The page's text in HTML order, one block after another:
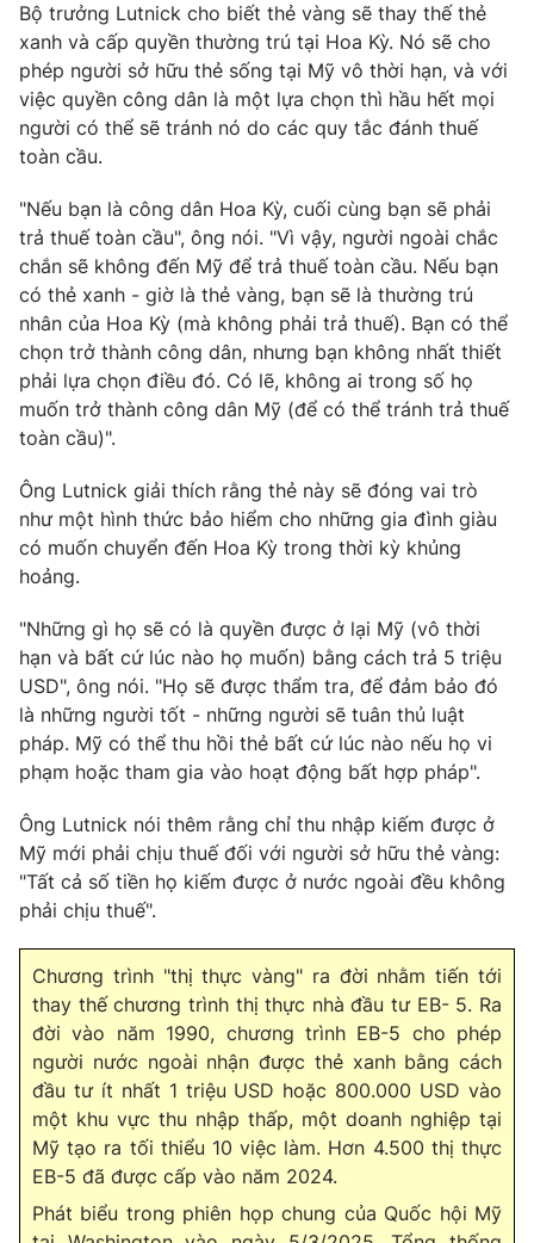
VTV4 Vươn mình bằng AI
VTV9 VTV8
Liên hệ tòa soạn
THỜI BÁO VTV
Theo dõi báo trên
Cơ quan chủ quản:
Giấy phép hoạt động báo in và báo điện tử số 483/GP-BTTTT
cấp ngày 29/12/2023
Tổng Biên tập:Vũ Thanh Thủy
Phó Tổng Biên tập:
Tổng đài VTV: 024.38 355 931 - 024.38 355 932
Ðiện thoại Thời báo VTV: 024.66 897 897
Email:toasoan@vtv.vn
Liên hệ quảng cáo:024-7300.7108
® Cấm sao chép dưới mọi hình thức nếu không có sự chấp
thuận bằng văn bản. Ghi rõ nguồn VTV.vn khi phát hành lại
thông tin từ website này.
Bộ trưởng Lutnick cho biết thẻ vàng sẽ thay thế thẻ
xanh và cấp quyền thường trú tại Hoa Kỳ. Nó sẽ cho
phép người sở hữu thẻ sống tại Mỹ vô thời hạn, và với
việc quyền công dân là một lựa chọn thì hầu hết mọi
người có thể sẽ tránh nó do các quy tắc đánh thuế
toàn cầu.
"Nếu bạn là công dân Hoa Kỳ, cuối cùng bạn sẽ phải
trả thuế toàn cầu", ông nói. "Vì vậy, người ngoài chắc
chắn sẽ không đến Mỹ để trả thuế toàn cầu. Nếu bạn
có thẻ xanh - giờ là thẻ vàng, bạn sẽ là thường trú
nhân của Hoa Kỳ (mà không phải trả thuế). Bạn có thể
chọn trở thành công dân, nhưng bạn không nhất thiết
phải lựa chọn điều đó. Có lẽ, không ai trong số họ
muốn trở thành công dân Mỹ (để có thể tránh trả thuế
toàn cầu)".
Ông Lutnick giải thích rằng thẻ này sẽ đóng vai trò
như một hình thức bảo hiểm cho những gia đình giàu
có muốn chuyển đến Hoa Kỳ trong thời kỳ khủng
hoảng.
"Những gì họ sẽ có là quyền được ở lại Mỹ (vô thời
hạn và bất cứ lúc nào họ muốn) bằng cách trả 5 triệu
USD", ông nói. "Họ sẽ được thẩm tra, để đảm bảo đó
là những người tốt - những người sẽ tuân thủ luật
pháp. Mỹ có thể thu hồi thẻ bất cứ lúc nào nếu họ vi
phạm hoặc tham gia vào hoạt động bất hợp pháp".
Ông Lutnick nói thêm rằng chỉ thu nhập kiếm được ở
Mỹ mới phải chịu thuế đối với người sở hữu thẻ vàng:
"Tất cả số tiền họ kiếm được ở nước ngoài đều không
phải chịu thuế".
Chương trình "thị thực vàng" ra đời nhằm tiến tới
thay thế chương trình thị thực nhà đầu tư EB- 5. Ra
đời vào năm 1990, chương trình EB-5 cho phép
người nước ngoài nhận được thẻ xanh bằng cách
đầu tư ít nhất 1 triệu USD hoặc 800.000 USD vào
một khu vực thu nhập thấp, một doanh nghiệp tại
Mỹ tạo ra tối thiểu 10 việc làm. Hơn 4.500 thị thực
EB-5 đã được cấp vào năm 2024.
Phát biểu trong phiên họp chung của Quốc hội Mỹ